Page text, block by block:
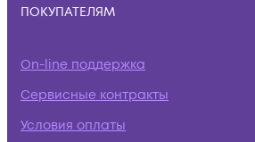
ПОКУПАТЕЛЯМ
On-line поддержка
Сервисные контракты
Условия оплаты